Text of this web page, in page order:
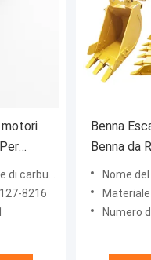
motori
E3116
8216
Benna
Benna da
Benne
Nome del
Numero